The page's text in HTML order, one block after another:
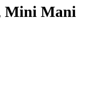
Mini Mani